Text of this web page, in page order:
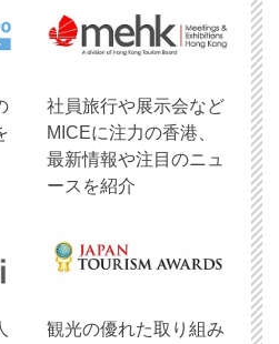
社員旅行や展示会など
MICEに注力の香港、
最新情報や注目のニュ
ースを紹介
観光の優れた取り組み